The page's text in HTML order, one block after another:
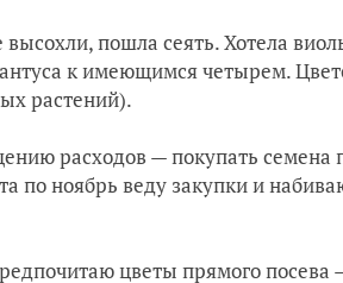
пошла сеять. Хотела
к имеющимся четырем.
растений).
расходов — покупать
по ноябрь веду закупки и
цветы прямого